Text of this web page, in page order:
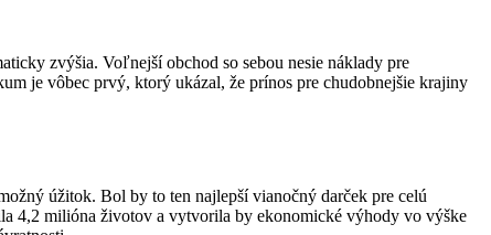
zvýšia. Voľnejší obchod so sebou nesie náklady pre
je vôbec prvý, ktorý ukázal, že prínos pre chudobnejšie krajiny
úžitok. Bol by to ten najlepší vianočný darček pre celú
4,2 milióna životov a vytvorila by ekonomické výhody vo výške